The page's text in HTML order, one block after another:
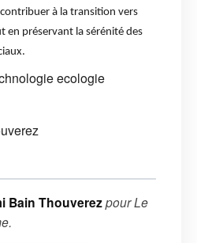
à la transition vers
en préservant la sérénité des
ecologie
Bain ThouverezpourLe
.